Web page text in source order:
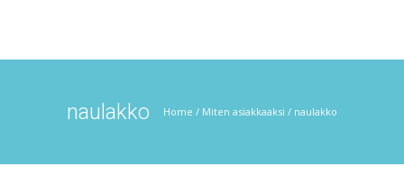
naulakko Home / Miten asiakkaaksi / naulakko